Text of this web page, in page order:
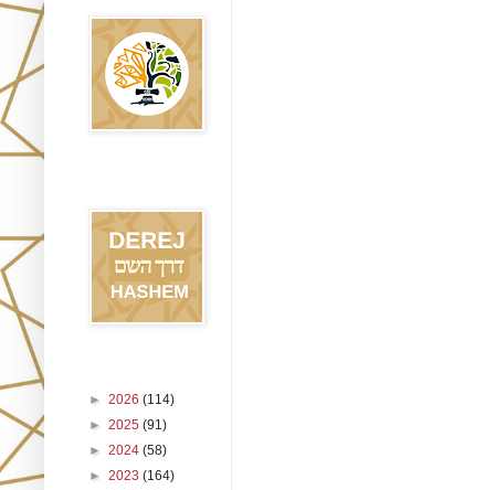
► 2026 (114)
► 2025 (91)
► 2024 (58)
► 2023 (164)